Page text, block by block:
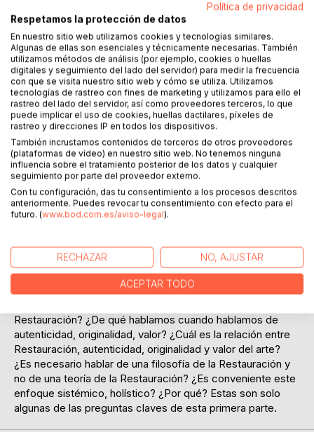
En Después del fin de la Restauración se define la
Restauración
como una disciplina inmanente al arte, su objeto. En este
contexto se hace necesaria una re-definición del arte en
términos
de un relato diferente, dado por la sustancia de la obra de
arte
y no por su cronología histórica; definición que abarca
hasta la
proclamación del fin del arte y determina el fin de la
Restauración; ambos fines simbólicos, conceptuales,
operativos.
La sustancia de la obra de arte, no es un todo homogéneo;
tiene tanto de físico, como de metafísico y la obra de arte
puede
sistémico.
Esto que es menos relevante para el relato del arte, sí lo
es para el relato de la Restauración. ¿De qué hablamos
Restauración? ¿De qué hablamos cuando hablamos de
autenticidad, originalidad, valor? ¿Cuál es la relación entre
Restauración, autenticidad, originalidad y valor del arte?
¿Es necesario hablar de una filosofía de la Restauración y
no de una teoría de la Restauración? ¿Es conveniente este
enfoque sistémico, holístico? ¿Por qué? Estas son solo
algunas de las preguntas claves de esta primera parte.
Política de privacidad
Respetamos la protección de datos
En nuestro sitio web utilizamos cookies y tecnologías similares.
Algunas de ellas son esenciales y técnicamente necesarias. También
utilizamos métodos de análisis (por ejemplo, cookies o huellas
digitales y seguimiento del lado del servidor) para medir la frecuencia
con que se visita nuestro sitio web y cómo se utiliza. Utilizamos
tecnologías de rastreo con fines de marketing y utilizamos para ello el
rastreo del lado del servidor, así como proveedores terceros, lo que
puede implicar el uso de cookies, huellas dactilares, píxeles de
rastreo y direcciones IP en todos los dispositivos.
También incrustamos contenidos de terceros de otros proveedores
(plataformas de vídeo) en nuestro sitio web. No tenemos ninguna
influencia sobre el tratamiento posterior de los datos y cualquier
seguimiento por parte del proveedor externo.
Con tu configuración, das tu consentimiento a los procesos descritos
anteriormente. Puedes revocar tu consentimiento con efecto para el
futuro. (www.bod.com.es/aviso-legal).
RECHAZAR NO, AJUSTAR
ACEPTAR TODO